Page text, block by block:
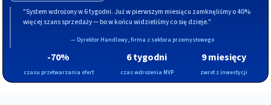
"System wdrożony w 6 tygodni. Już w pierwszym miesiącu zamknęliśmy o 40%
więcej szans sprzedaży — bo w końcu widzieliśmy co się dzieje."
— Dyrektor Handlowy, firma z sektora przemysłowego
-70%
czasu przetwarzania ofert
6 tygodni
czas wdrożenia MVP
9 miesięcy
zwrot z inwestycji